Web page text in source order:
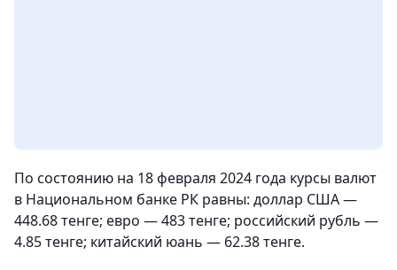
По состоянию на 18 февраля 2024 года курсы валют
в Национальном банке РК равны: доллар США —
448.68 тенге; евро — 483 тенге; российский рубль —
4.85 тенге; китайский юань — 62.38 тенге.